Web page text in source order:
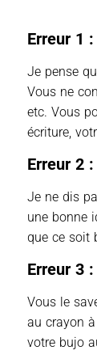
Erreur 1
Je pense
Vous ne
etc. Vous
écriture,
Erreur 2
Je ne dis
une bonne
que ce soit
Erreur 3
Vous le
au crayon
votre bujo